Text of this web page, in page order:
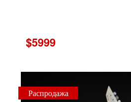
$5999
Распродажа